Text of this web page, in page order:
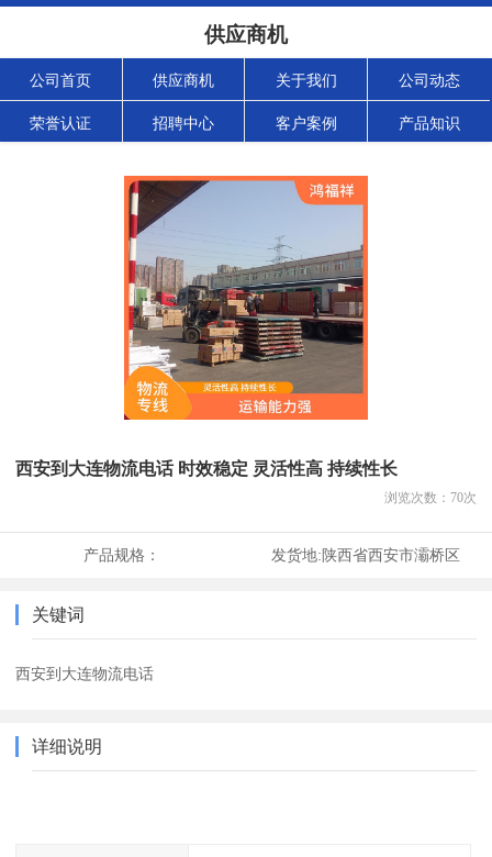
供应商机
公司首页 供应商机 关于我们 公司动态
荣誉认证 招聘中心 客户案例 产品知识
西安到大连物流电话 时效稳定 灵活性高 持续性长
浏览次数： 70次
产品规格： 发货地:陕西省西安市灞桥区
关键词
西安到大连物流电话
详细说明